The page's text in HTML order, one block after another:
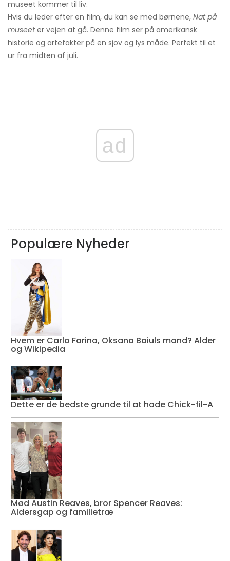
museet kommer til liv.
Hvis du leder efter en film, du kan se med børnene, Nat på
museeter vejen at gå. Denne film ser på amerikansk
historie og artefakter på en sjov og lys måde. Perfekt til et
ur fra midten af ​​juli.
ad
Populære Nyheder
Hvem er Carlo Farina, Oksana Baiuls mand? Alder
og Wikipedia
Dette er de bedste grunde til at hade Chick-fil-A
Mød Austin Reaves, bror Spencer Reaves:
Aldersgap og familietræ